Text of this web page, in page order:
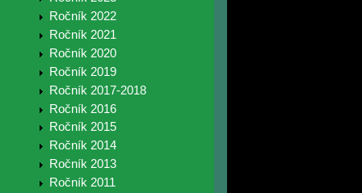
Ročník 2022
Ročník 2021
Ročník 2020
Ročník 2019
Ročník 2017-2018
Ročník 2016
Ročník 2015
Ročník 2014
Ročník 2013
Ročník 2011